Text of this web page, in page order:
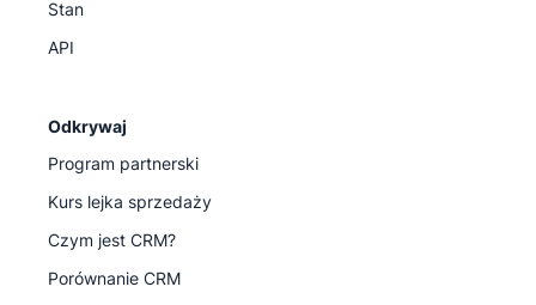
Stan
API
Odkrywaj
Program partnerski
Kurs lejka sprzedaży
Czym jest CRM?
Porównanie CRM